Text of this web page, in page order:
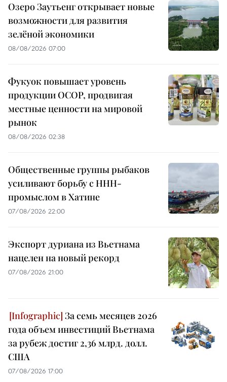
Озеро Заутьенг открывает новые
возможности для развития
зелёной экономики
08/08/2026 07:00
Фукуок повышает уровень
продукции OCOP, продвигая
местные ценности на мировой
рынок
08/08/2026 02:38
Общественные группы рыбаков
усиливают борьбу с ННН-
промыслом в Хатине
07/08/2026 22:00
Экспорт дуриана из Вьетнама
нацелен на новый рекорд
07/08/2026 21:00
За семь месяцев 2026
года объем инвестиций Вьетнама
за рубеж достиг 2,36 млрд. долл.
США
07/08/2026 17:00